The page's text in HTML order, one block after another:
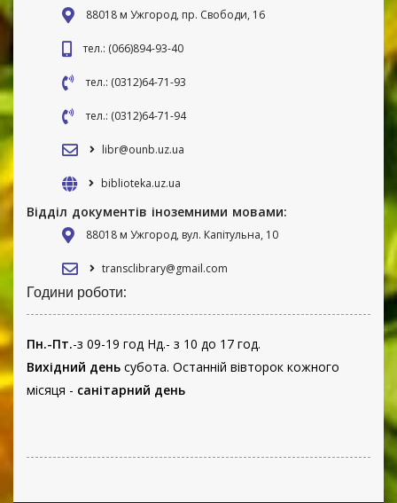
88018 м Ужгород, пр. Свободи, 16
тел.: (066)894-93-40
тел.: (0312)64-71-93
тел.: (0312)64-71-94
libr@ounb.uz.ua
biblioteka.uz.ua
Відділ документів іноземними мовами:
88018 м Ужгород, вул. Капітульна, 10
transclibrary@gmail.com
Години роботи:
Пн.-Пт.-з 09-19 год Нд.- з 10 до 17 год.
Вихідний день субота. Останній вівторок кожного
місяця - санітарний день